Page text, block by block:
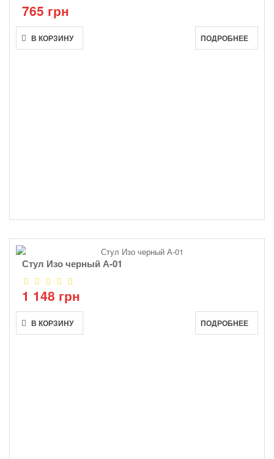
765 грн
В КОРЗИНУ ПОДРОБНЕЕ
Стул Изо черный А-01
1 148 грн
В КОРЗИНУ ПОДРОБНЕЕ